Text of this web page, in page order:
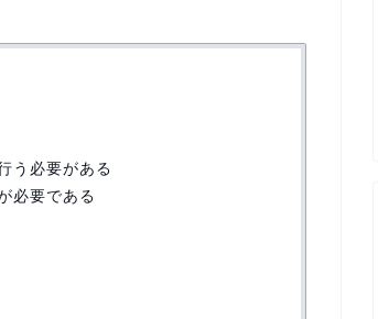
う必要がある
必要である